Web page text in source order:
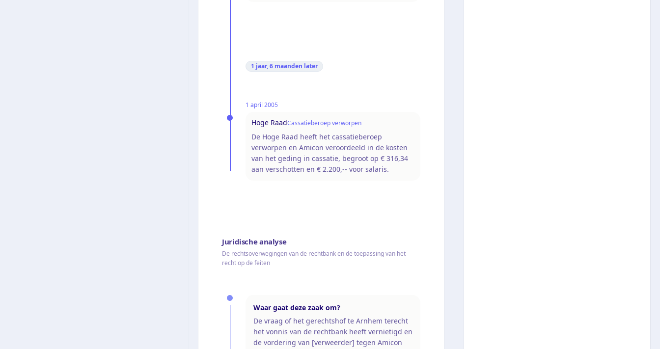
1 jaar, 6 maanden later
1 april 2005
Hoge RaadCassatieberoep verworpen
De Hoge Raad heeft het cassatieberoep
verworpen en Amicon veroordeeld in de kosten
van het geding in cassatie, begroot op € 316,34
aan verschotten en € 2.200,-- voor salaris.
Juridische analyse
De rechtsoverwegingen van de rechtbank en de toepassing van het
recht op de feiten
Waar gaat deze zaak om?
De vraag of het gerechtshof te Arnhem terecht
het vonnis van de rechtbank heeft vernietigd en
de vordering van [verweerder] tegen Amicon